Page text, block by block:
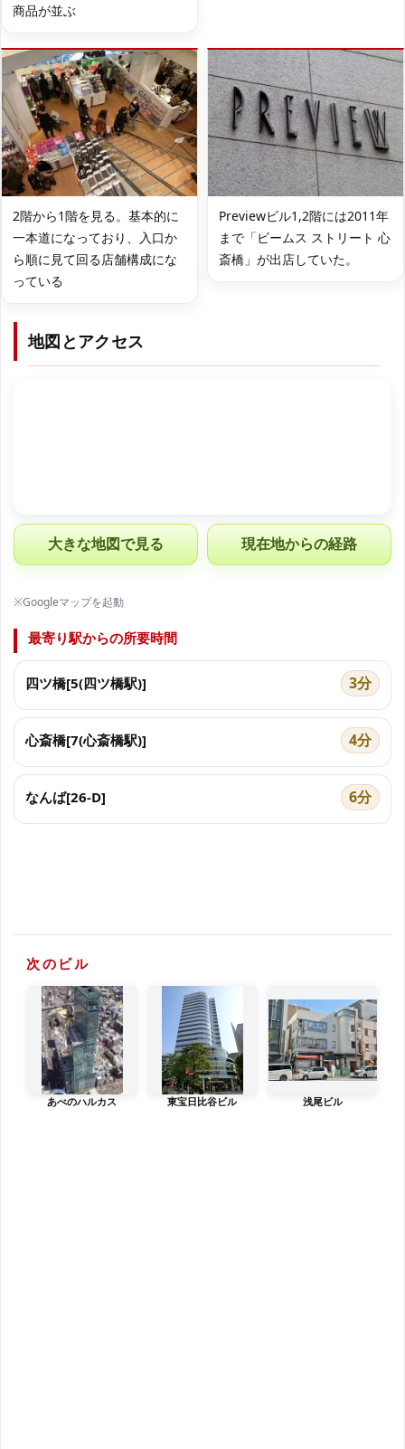
商品が並ぶ
2階から1階を見る。基本的に
一本道になっており、入口か
ら順に見て回る店舗構成にな
っている
Previewビル1,2階には2011年
まで「ビームス ストリート 心
斎橋」が出店していた。
地図とアクセス
大きな地図で見る 現在地からの経路
※Googleマップを起動
最寄り駅からの所要時間
四ツ橋[5(四ツ橋駅)] 3分
心斎橋[7(心斎橋駅)] 4分
なんば[26-D] 6分
次のビル
あべのハルカス 東宝日比谷ビル 浅尾ビル